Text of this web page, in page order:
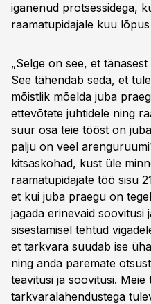
iganenud protsessidega,
raamatupidajale kuu
„Selge on see, et
See tähendab seda, et
mõistlik mõelda juba
ettevõtete juhtidele ning
suur osa teie tööst on
palju on veel
kitsaskohad, kust üle
raamatupidajate töö sisu
et kui juba praegu on
jagada erinevaid soovitusi
sisestamisel tehtud
et tarkvara suudab ise
ning anda paremate
teavitusi ja soovitusi. Meie
tarkvaralahendustega